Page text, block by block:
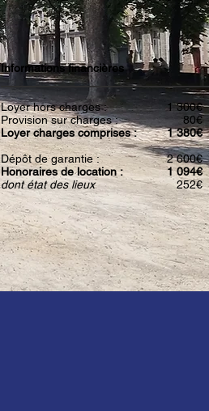
Informations financières
Loyer hors charges :
Provision sur charges :
Loyer charges comprises :
Dépôt de garantie :
Honoraires de location :
dont état des lieux
1 300€
80€
1 380€
2 600€
1 094€
252€